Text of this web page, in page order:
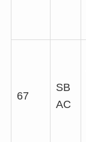
67
SB
AC